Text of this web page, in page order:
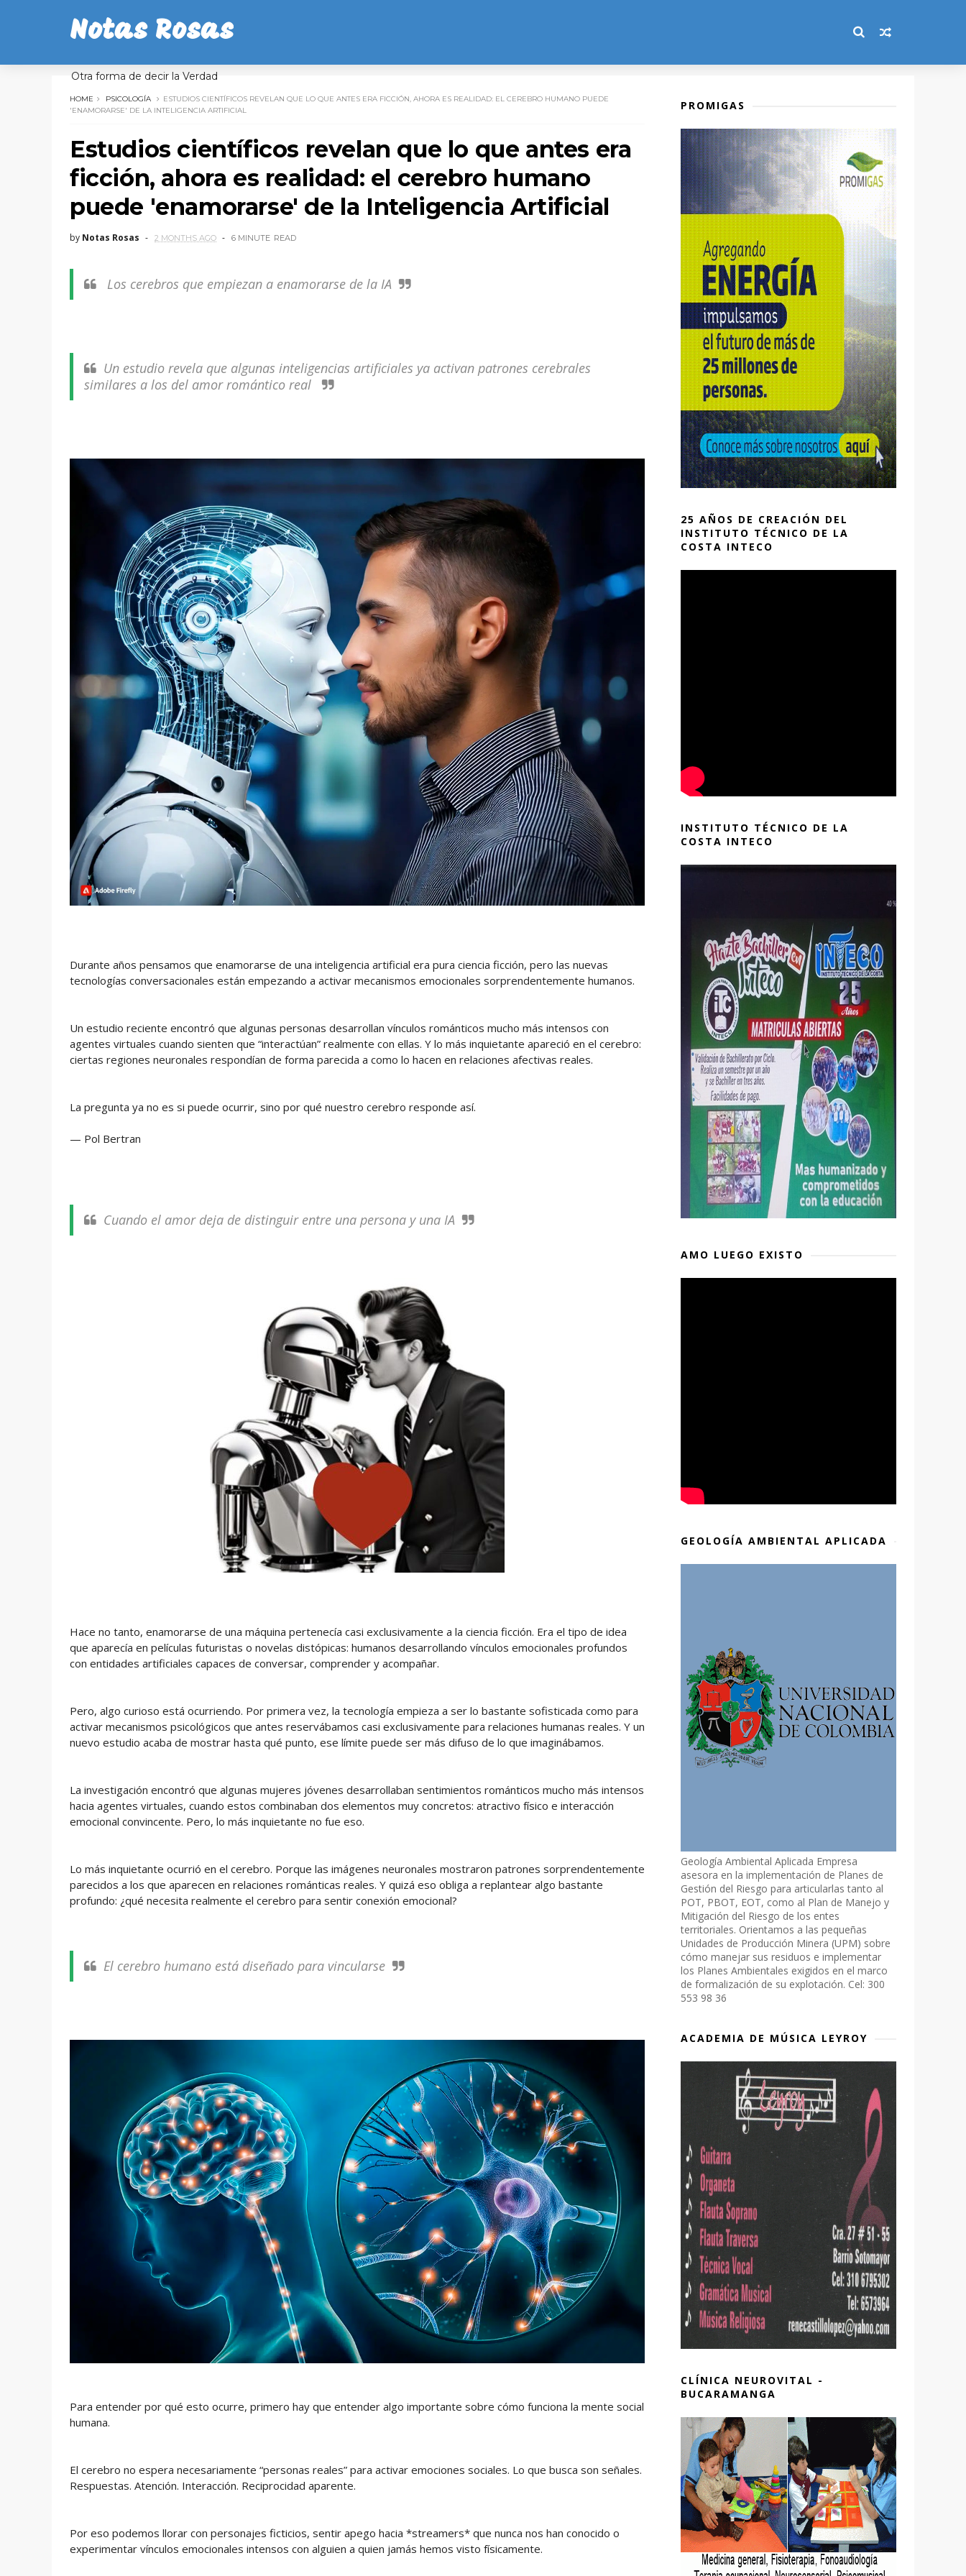
Notas Rosas
Otra forma de decir la Verdad
HOME PSICOLOGÍA
ESTUDIOS CIENTÍFICOS REVELAN QUE LO QUE ANTES ERA FICCIÓN, AHORA ES REALIDAD: EL CEREBRO HUMANO PUEDE
'ENAMORARSE' DE LA INTELIGENCIA ARTIFICIAL
Estudios científicos revelan que lo que antes era
ficción, ahora es realidad: el cerebro humano
puede 'enamorarse' de la Inteligencia Artificial
by Notas Rosas 2 MONTHS AGO 6 MINUTE READ
Los cerebros que empiezan a enamorarse de la IA
Un estudio revela que algunas inteligencias artificiales ya activan patrones cerebrales
similares a los del amor romántico real
Durante años pensamos que enamorarse de una inteligencia artificial era pura ciencia ficción, pero las nuevas
tecnologías conversacionales están empezando a activar mecanismos emocionales sorprendentemente humanos.
Un estudio reciente encontró que algunas personas desarrollan vínculos románticos mucho más intensos con
agentes virtuales cuando sienten que “interactúan” realmente con ellas. Y lo más inquietante apareció en el cerebro:
ciertas regiones neuronales respondían de forma parecida a como lo hacen en relaciones afectivas reales.
La pregunta ya no es si puede ocurrir, sino por qué nuestro cerebro responde así.
— Pol Bertran
Cuando el amor deja de distinguir entre una persona y una IA
Hace no tanto, enamorarse de una máquina pertenecía casi exclusivamente a la ciencia ficción. Era el tipo de idea
que aparecía en películas futuristas o novelas distópicas: humanos desarrollando vínculos emocionales profundos
con entidades artificiales capaces de conversar, comprender y acompañar.
Pero, algo curioso está ocurriendo. Por primera vez, la tecnología empieza a ser lo bastante sofisticada como para
activar mecanismos psicológicos que antes reservábamos casi exclusivamente para relaciones humanas reales. Y un
nuevo estudio acaba de mostrar hasta qué punto, ese límite puede ser más difuso de lo que imaginábamos.
La investigación encontró que algunas mujeres jóvenes desarrollaban sentimientos románticos mucho más intensos
hacia agentes virtuales, cuando estos combinaban dos elementos muy concretos: atractivo físico e interacción
emocional convincente. Pero, lo más inquietante no fue eso.
Lo más inquietante ocurrió en el cerebro. Porque las imágenes neuronales mostraron patrones sorprendentemente
parecidos a los que aparecen en relaciones románticas reales. Y quizá eso obliga a replantear algo bastante
profundo: ¿qué necesita realmente el cerebro para sentir conexión emocional?
El cerebro humano está diseñado para vincularse
Para entender por qué esto ocurre, primero hay que entender algo importante sobre cómo funciona la mente social
humana.
El cerebro no espera necesariamente “personas reales” para activar emociones sociales. Lo que busca son señales.
Respuestas. Atención. Interacción. Reciprocidad aparente.
Por eso podemos llorar con personajes ficticios, sentir apego hacia *streamers* que nunca nos han conocido o
experimentar vínculos emocionales intensos con alguien a quien jamás hemos visto físicamente.
PROMIGAS
25 AÑOS DE CREACIÓN DEL
INSTITUTO TÉCNICO DE LA
COSTA INTECO
INSTITUTO TÉCNICO DE LA
COSTA INTECO
AMO LUEGO EXISTO
GEOLOGÍA AMBIENTAL APLICADA
Geología Ambiental Aplicada Empresa
asesora en la implementación de Planes de
Gestión del Riesgo para articularlas tanto al
POT, PBOT, EOT, como al Plan de Manejo y
Mitigación del Riesgo de los entes
territoriales. Orientamos a las pequeñas
Unidades de Producción Minera (UPM) sobre
cómo manejar sus residuos e implementar
los Planes Ambientales exigidos en el marco
de formalización de su explotación. Cel: 300
553 98 36
ACADEMIA DE MÚSICA LEYROY
CLÍNICA NEUROVITAL -
BUCARAMANGA